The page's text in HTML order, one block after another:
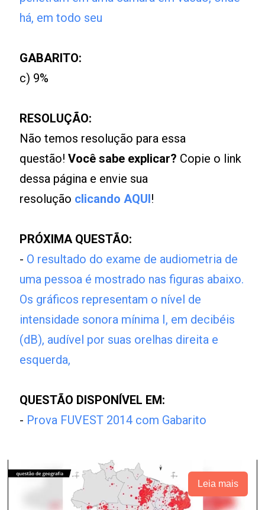
há, em todo seu
GABARITO:
c) 9%
RESOLUÇÃO:
Não temos resolução para essa
questão!Você sabe explicar? Copie o link
dessa página e envie sua
resolução clicando AQUI!
PRÓXIMA QUESTÃO:
- O resultado do exame de audiometria de
uma pessoa é mostrado nas figuras abaixo.
Os gráficos representam o nível de
intensidade sonora mínima I, em decibéis
(dB), audível por suas orelhas direita e
esquerda,
QUESTÃO DISPONÍVEL EM:
- Prova FUVEST 2014 com Gabarito
Leia mais